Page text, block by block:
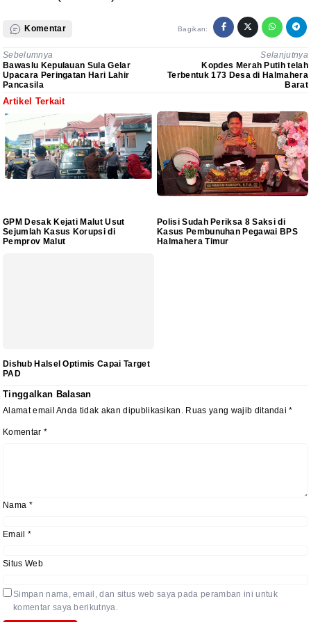
Komentar Bagikan:
Sebelumnya
Bawaslu Kepulauan Sula Gelar
Upacara Peringatan Hari Lahir
Pancasila
Selanjutnya
Kopdes Merah Putih telah
Terbentuk 173 Desa di Halmahera
Barat
Artikel Terkait
GPM Desak Kejati Malut Usut
Sejumlah Kasus Korupsi di
Pemprov Malut
Polisi Sudah Periksa 8 Saksi di
Kasus Pembunuhan Pegawai BPS
Halmahera Timur
‎Dishub Halsel Optimis Capai Target
PAD
Tinggalkan Balasan
Alamat email Anda tidak akan dipublikasikan. Ruas yang wajib ditandai*
Komentar *
Nama *
Email *
Situs Web
Simpan nama, email, dan situs web saya pada peramban ini untuk
komentar saya berikutnya.